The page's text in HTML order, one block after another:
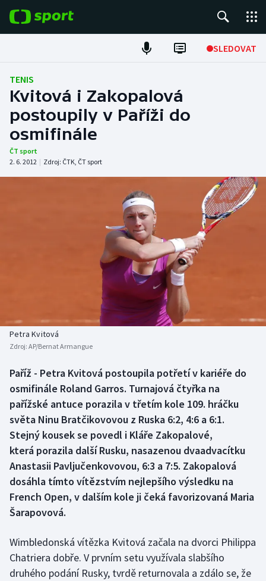
SLEDOVAT
Fotbal
Hokej
Tenis
Atletika
Biatlon
Box
Curling
Dostihy
Florbal
Futsal
Gymnastika
Aplikace ČT sport
TENIS
Kvitová i Zakopalová
postoupily v Paříži do
osmifinále
ČT sport
2. 6. 2012 | Zdroj: ČTK, ČT sport
Petra Kvitová
Zdroj: AP/Bernat Armangue
Paříž - Petra Kvitová postoupila potřetí v kariéře do
osmifinále Roland Garros. Turnajová čtyřka na
pařížské antuce porazila v třetím kole 109. hráčku
světa Ninu Bratčikovovou z Ruska 6:2, 4:6 a 6:1.
Stejný kousek se povedl i Kláře Zakopalové,
která porazila další Rusku, nasazenou dvaadvacítku
Anastasii Pavljučenkovovou, 6:3 a 7:5. Zakopalová
dosáhla tímto vítězstvím nejlepšího výsledku na
French Open, v dalším kole ji čeká favorizovaná Maria
Šarapovová.
Wimbledonská vítězka Kvitová začala na dvorci Philippa
Chatriera dobře. V prvním setu využívala slabšího
druhého podání Rusky, tvrdě returnovala a zdálo se, že